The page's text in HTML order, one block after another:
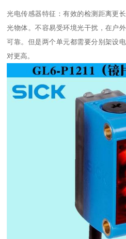
光电传感器特征：有效的检测距离更
光物体。不容易受环境光干扰，在户
可靠。但是两个单元都需要分别架设
对更高。